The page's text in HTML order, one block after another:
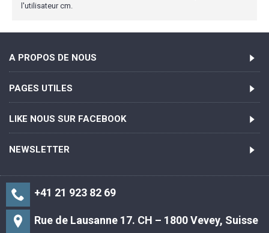
l'utilisateur cm.
A PROPOS DE NOUS
PAGES UTILES
LIKE NOUS SUR FACEBOOK
NEWSLETTER
+41 21 923 82 69
Rue de Lausanne 17. CH – 1800 Vevey, Suisse